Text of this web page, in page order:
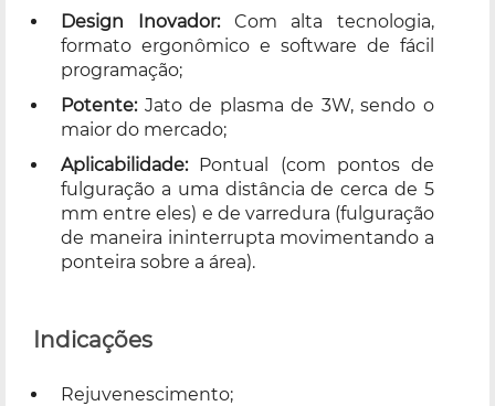
Design Inovador:Com alta tecnologia,
formato ergonômico e software de fácil
programação;
Potente:Jato de plasma de 3W, sendo o
maior do mercado;
Aplicabilidade:Pontual (com pontos de
fulguração a uma distância de cerca de 5
mm entre eles) e de varredura (fulguração
de maneira ininterrupta movimentando a
ponteira sobre a área).
Indicações
Rejuvenescimento;